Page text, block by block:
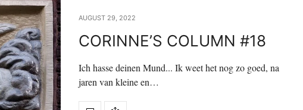
AUGUST 29, 2022
CORINNE’S COLUMN #18
Ich hasse deinen Mund... Ik weet het nog zo goed, na
jaren van kleine en…